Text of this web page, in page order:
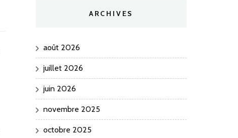
ARCHIVES
août 2026
juillet 2026
juin 2026
novembre 2025
octobre 2025